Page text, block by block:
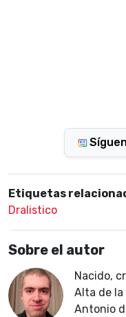
Etiquetas
Dralistico
Sobre el autor
Nacido,
Alta de la
Antonio